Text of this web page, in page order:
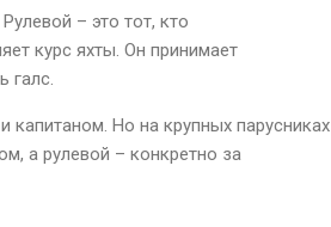
– это тот, кто
курс яхты. Он принимает
галс.
капитаном. Но на крупных парусниках
а рулевой – конкретно за